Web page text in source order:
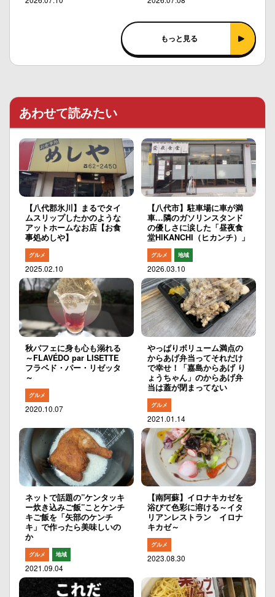
もっと見る
あわせて読みたい
【八代郡氷川】まるでタイ
ムスリップしたかのような
アットホームなお店【お食
事処めしや】
グルメ
2025.02.10
【八代市】駐車場に車が満
車…隣のガソリンスタンド
の優しさに涙した「昼夜食
堂HIKANCHI（ヒカンチ）」
グルメ 地域
2026.03.10
秋パフェに身も心も溺れる
～FLAVÉDO par LISETTE
フラベド・パー・リゼッタ
～
グルメ
2020.10.07
やっぱりボリューム満点の
からあげ弁当ってそれだけ
で幸せ！「嘉島からあげ り
ょうちゃん」のからあげ弁
当は蓋が閉まってない
グルメ
2021.01.14
ネットで話題の”ケンタッキ
ー炊き込みご飯”ことケンチ
キご飯を「矢部のケンチ
キ」で作ったら美味しいの
か
グルメ 地域
2021.09.04
【南阿蘇】イロナキカゼを
浴びて色彩に溶ける～イタ
リアンレストラン イロナ
キカゼ～
グルメ
2023.08.30